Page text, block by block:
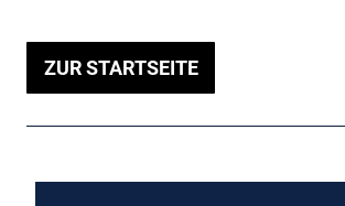
ZUR STARTSEITE